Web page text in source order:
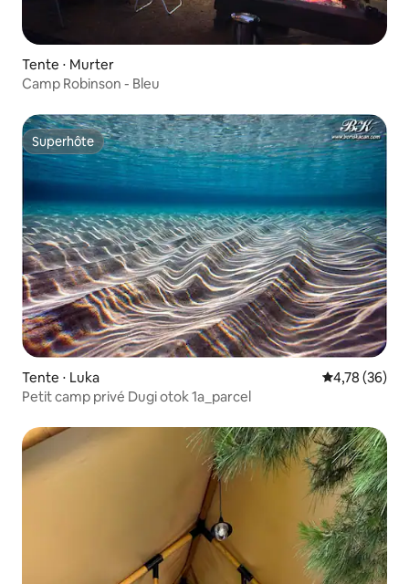
Tente ⋅ Murter
Camp Robinson - Bleu
Superhôte
Superhôte
Tente ⋅ Luka Évaluation
4,78 (36)
Petit camp privé Dugi otok 1a_parcel